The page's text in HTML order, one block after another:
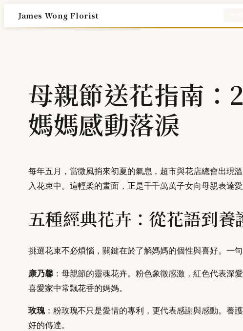
Skip
to
James Wong Florist
母親節送花指南：
媽媽感動落淚
每年五月，當微風捎來初夏的氣息，超市與花店總會出現
入花束中。這輕柔的畫面，正是千千萬萬子女向母親表達
五種經典花卉：從花語到
挑選花束不必煩惱，關鍵在於了解媽媽的個性與喜好。一
康乃馨：母親節的靈魂花卉。粉色象徵感激，紅色代表深
喜愛家中常飄花香的媽媽。
玫瑰：粉玫瑰不只是愛情的專利，更代表感謝與感動。
好的傳達。